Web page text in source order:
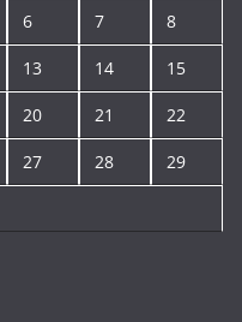
6 7 8
13 14 15
20 21 22
27 28 29